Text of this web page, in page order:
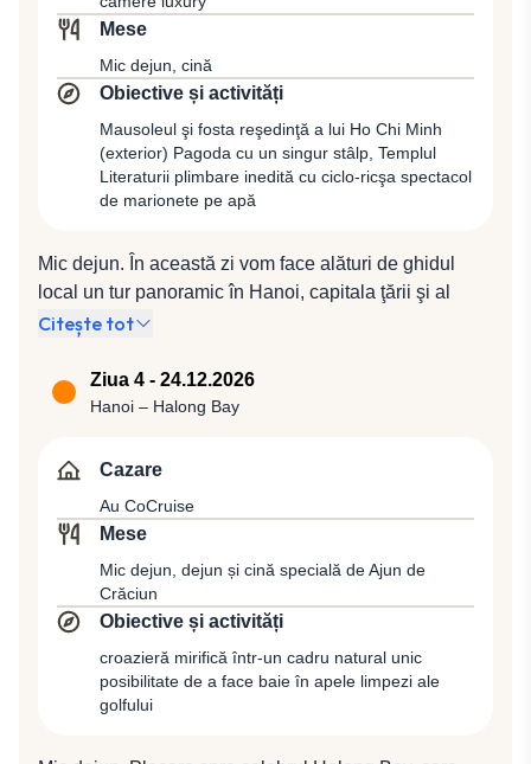
Mese
Mic dejun, cină
Obiective și activități
Mausoleul şi fosta reşedinţă a lui Ho Chi Minh
(exterior) Pagoda cu un singur stâlp, Templul
Literaturii plimbare inedită cu ciclo-ricşa spectacol
de marionete pe apă
Mic dejun. În această zi vom face alături de ghidul
local un tur panoramic în Hanoi, capitala ţării şi al
doilea oraş ca mărime din Vietnam, a cărui arhitectură
care ne vom convinge că zona construită în stil
francez a rămas în mare parte intactă. Vom vedea
(exterior), situate în centrul Pieţei Ba Dinh, locul de
Independenţă a Vietnamului la 2 septembrie 1945,
punând astfel bazele Republicii Democratice
Vietnam. În continuarea zilei vom vizita Pagoda cu un
singur stâlp, care se sprijină pe un singur pilon de
piatră, ca o floare de lotus, simbolul purităţii la budişti,
care a fost construită de Regele Ly Thai To în anul
1049 ca recompensă pentru soţia sa care i-a dăruit un
fiu, Templul Literaturii dedicat lui Confucius, care
Citește tot
Ziua 4 - 24.12.2026
Hanoi – Halong Bay
Cazare
Au CoCruise
Mese
Mic dejun, dejun și cină specială de Ajun de
Crăciun
Obiective și activități
croazieră mirifică într-un cadru natural unic
posibilitate de a face baie în apele limpezi ale
golfului